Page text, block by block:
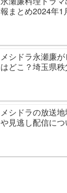
報まとめ2024年1
メシドラ永瀬廉
はどこ？埼玉県
メシドラの放送
や見逃し配信につ